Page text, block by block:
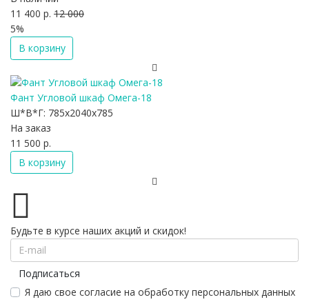
11 400 р. 12 000
5%
В корзину
Фант Угловой шкаф Омега-18
Ш*В*Г: 785x2040x785
На заказ
11 500 р.
В корзину
Будьте в курсе наших акций и скидок!
Подписаться
Я даю свое согласие на обработку персональных данных